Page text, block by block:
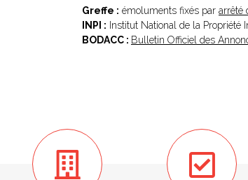
Greffe : émoluments fixés par arrêté
INPI : Institut National de la Propriété
BODACC : Bulletin Officiel des